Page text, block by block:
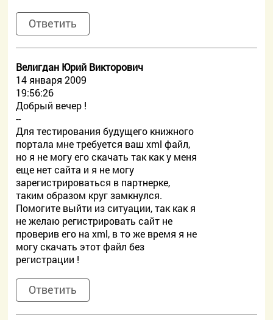
Ответить
Велигдан Юрий Викторович
14 января 2009
19:56:26
Добрый вечер !
--
Для тестирования будущего книжного
портала мне требуется ваш xml файл,
но я не могу его скачать так как у меня
еще нет сайта и я не могу
зарегистрироваться в партнерке,
таким образом круг замкнулся.
Помогите выйти из ситуации, так как я
не желаю регистрировать сайт не
проверив его на xml, в то же время я не
могу скачать этот файл без
регистрации !
Ответить